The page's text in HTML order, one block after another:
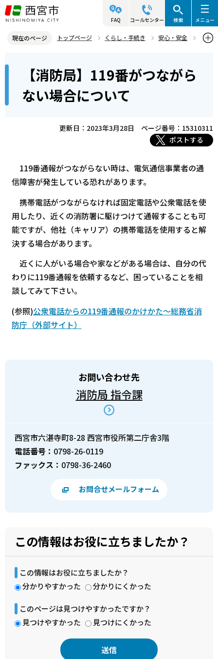
こ
の
ジ
頭
FAQ コールセンター 検索 メニュー
現在のページ トップページ くらし・手続き
安心・安全
【消防局】119番がつながらない場合について
【消防局】119番がつながら
ない場合について
更新日：2023年3月28日
ページ番号：15310311
ポストする
119番通報がつながらない時は、電気通信事業者の通
信障害が発生している恐れがあります。
携帯電話がつながらなければ固定電話や公衆電話を使
用したり、近くの消防署に駆けつけて通報することも可
能ですが、他社（キャリア）の携帯電話を使用すると解
決する場合があります。
近くに人がいる場合や家などがある場合は、自分の代
わりに119番通報を依頼するなど、困っていることを相
談してみて下さい。
(参照)公衆電話からの119番通報のかけかた～総務省消
防庁（外部サイト）
お問い合わせ先
消防局 指令課
西宮市六湛寺町8-28 西宮市役所第二庁舎3階
電話番号： 0798-26-0119
ファックス： 0798-36-2460
お問合せメールフォーム
この情報はお役に立ちましたか？
この情報はお役に立ちましたか？
分かりやすかった
分かりにくかった
このページは見つけやすかったですか？
見つけやすかった
見つけにくかった